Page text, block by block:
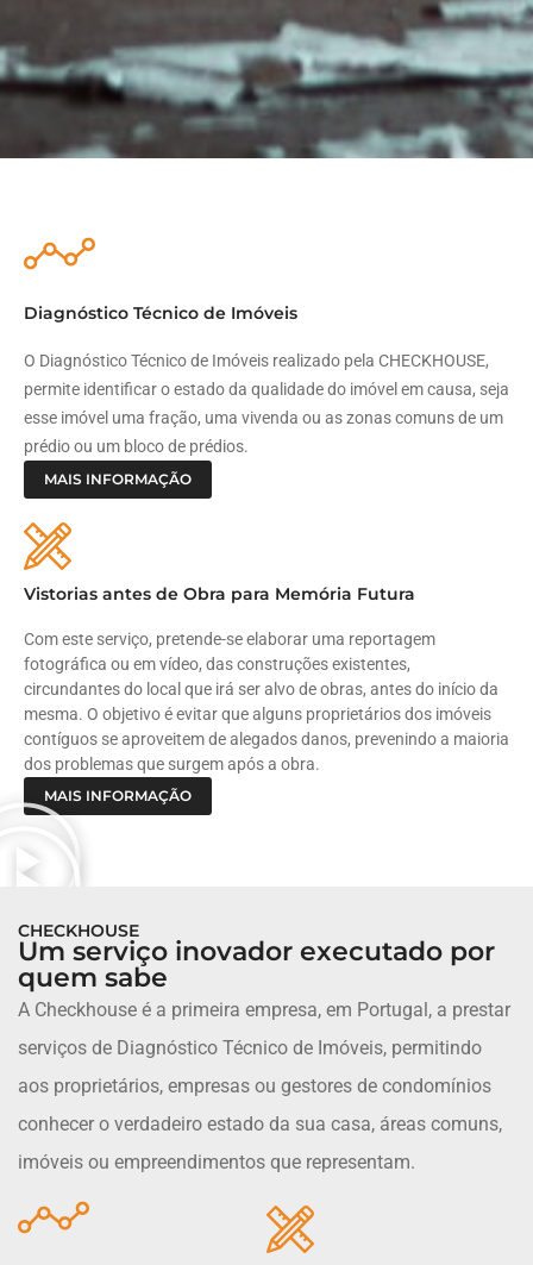
Diagnóstico Técnico de Imóveis
O Diagnóstico Técnico de Imóveis realizado pela CHECKHOUSE,
permite identificar o estado da qualidade do imóvel em causa, seja
esse imóvel uma fração, uma vivenda ou as zonas comuns de um
prédio ou um bloco de prédios.
MAIS INFORMAÇÃO
Vistorias antes de Obra para Memória Futura
Com este serviço, pretende-se elaborar uma reportagem
fotográfica ou em vídeo, das construções existentes,
circundantes do local que irá ser alvo de obras, antes do início da
mesma. O objetivo é evitar que alguns proprietários dos imóveis
contíguos se aproveitem de alegados danos, prevenindo a maioria
dos problemas que surgem após a obra.
MAIS INFORMAÇÃO
CHECKHOUSE
Um serviço inovador executado por
quem sabe
A Checkhouse é a primeira empresa, em Portugal, a prestar
serviços de Diagnóstico Técnico de Imóveis, permitindo
aos proprietários, empresas ou gestores de condomínios
conhecer o verdadeiro estado da sua casa, áreas comuns,
imóveis ou empreendimentos que representam.